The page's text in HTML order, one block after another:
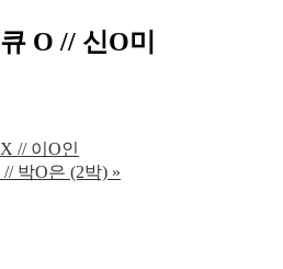
O // 신O미
// 이O인
박O은 (2박) »